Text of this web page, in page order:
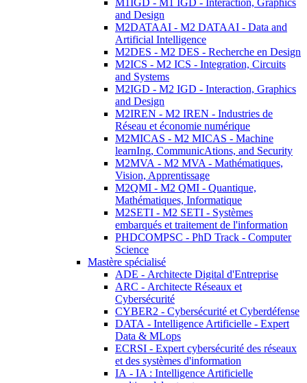
M1IGD - M1 IGD - Interaction, Graphics
and Design
M2DATAAI - M2 DATAAI - Data and
Artificial Intelligence
M2DES - M2 DES - Recherche en Design
M2ICS - M2 ICS - Integration, Circuits
and Systems
M2IGD - M2 IGD - Interaction, Graphics
and Design
M2IREN - M2 IREN - Industries de
Réseau et économie numérique
M2MICAS - M2 MICAS - Machine
learnIng, CommunicAtions, and Security
M2MVA - M2 MVA - Mathématiques,
Vision, Apprentissage
M2QMI - M2 QMI - Quantique,
Mathématiques, Informatique
M2SETI - M2 SETI - Systèmes
embarqués et traitement de l'information
PHDCOMPSC - PhD Track - Computer
Science
Mastère spécialisé
ADE - Architecte Digital d'Entreprise
ARC - Architecte Réseaux et
Cybersécurité
CYBER2 - Cybersécurité et Cyberdéfense
DATA - Intelligence Artificielle - Expert
Data & MLops
ECRSI - Expert cybersécurité des réseaux
et des systèmes d'information
IA - IA : Intelligence Artificielle